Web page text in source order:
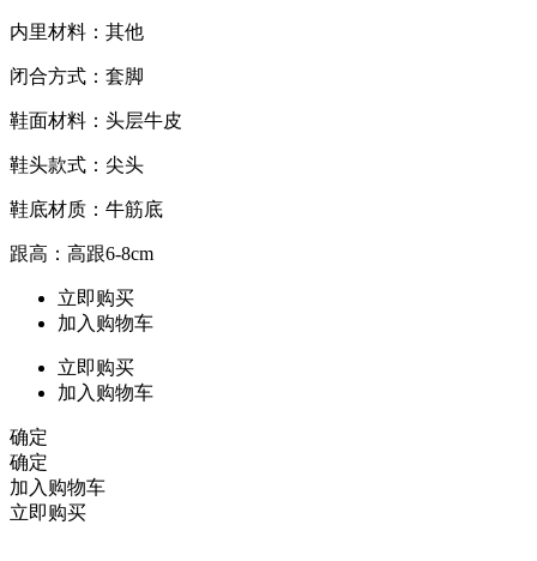
内里材料：其他
闭合方式：套脚
鞋面材料：头层牛皮
鞋头款式：尖头
鞋底材质：牛筋底
跟高：高跟6-8cm
立即购买
加入购物车
立即购买
加入购物车
确定
确定
加入购物车
立即购买